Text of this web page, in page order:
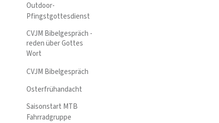
Outdoor-
Pfingstgottesdienst
CVJM Bibelgespräch -
reden über Gottes
Wort
CVJM Bibelgespräch
Osterfrühandacht
Saisonstart MTB
Fahrradgruppe